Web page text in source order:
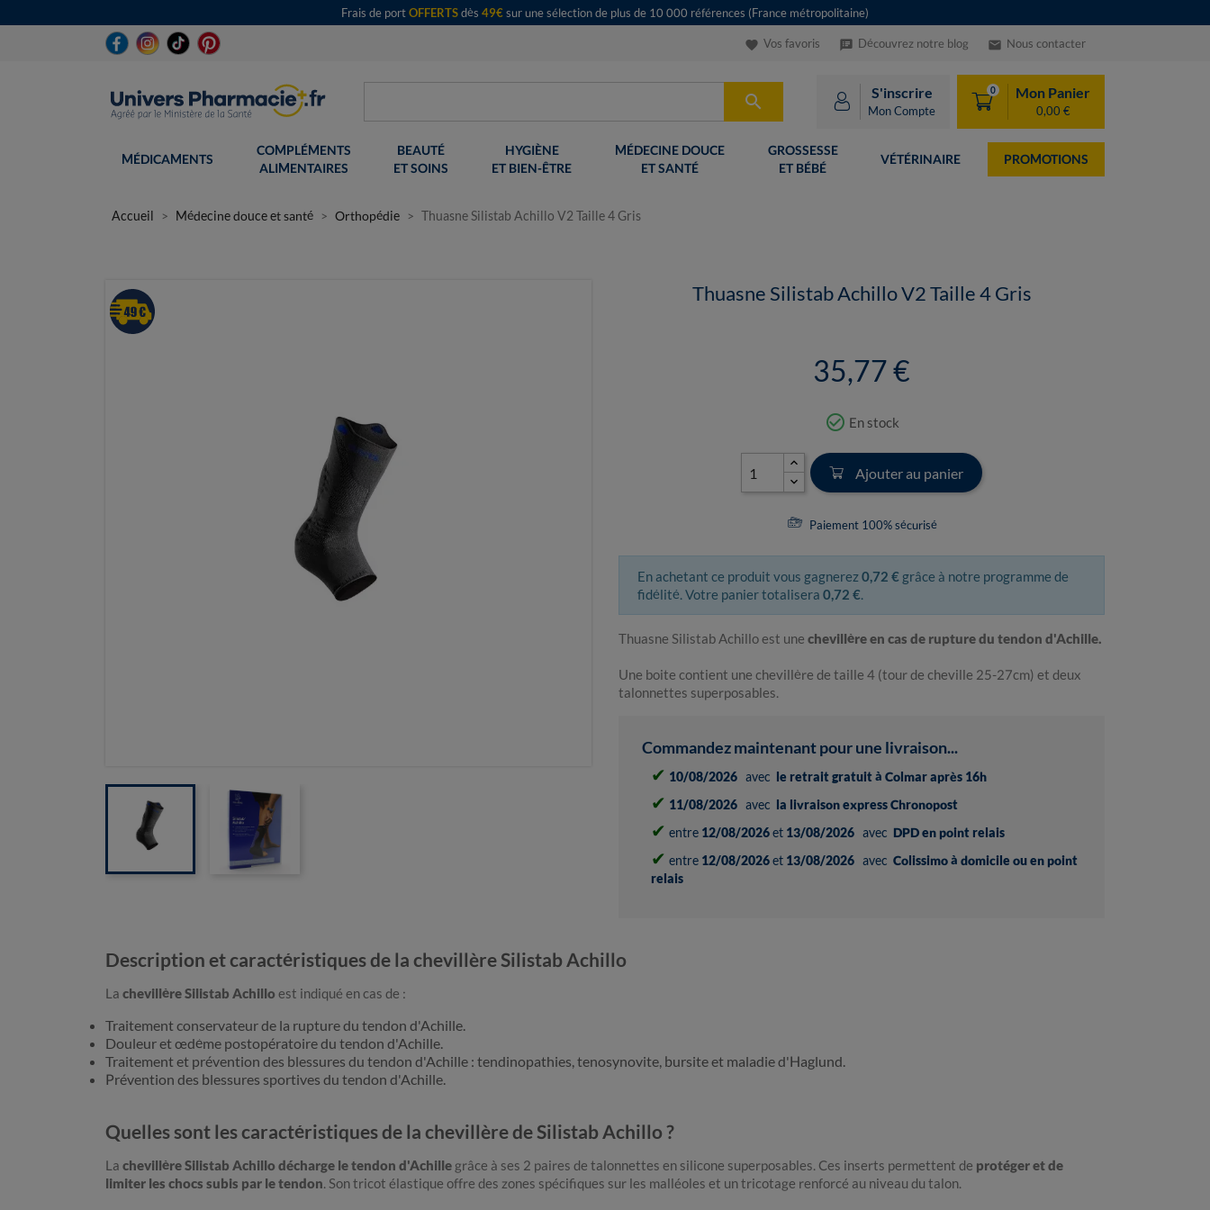
Frais de portOFFERTSdès 49€sur une sélection de plus de 10 000 références (France métropolitaine)
favorite Vos favoris speaker_notes Découvrez notre blog email Nous contacter
 S'inscrire
Mon Compte
0 Mon Panier
0,00 €
MÉDICAMENTS
COMPLÉMENTS
ALIMENTAIRES
BEAUTÉ
ET SOINS
HYGIÈNE
ET BIEN-ÊTRE
MÉDECINE DOUCE
ET SANTÉ
GROSSESSE
ET BÉBÉ
VÉTÉRINAIRE PROMOTIONS
Accueil Médecine douce et santé Orthopédie Thuasne Silistab Achillo V2 Taille 4 Gris
Thuasne Silistab Achillo V2 Taille 4 Gris
35,77 €
check_circle_outline En stock
Ajouter au panier
Paiement 100% sécurisé
En achetant ce produit vous gagnerez0,72 € grâce à notre programme de
fidélité. Votre panier totalisera 0,72 €.
Thuasne Silistab Achillo est une chevillère en cas de rupture du tendon d'Achille.
Une boite contient une chevillère de taille 4 (tour de cheville 25-27cm) et deux
talonnettes superposables.
Commandez maintenant pour une livraison...
✔ 10/08/2026 avec le retrait gratuit à Colmar après 16h
✔ 11/08/2026 avec la livraison express Chronopost
✔ entre 12/08/2026et 13/08/2026 avec DPD en point relais
✔ entre 12/08/2026et 13/08/2026 avec Colissimo à domicile ou en point
relais
Description et caractéristiques de la chevillère Silistab Achillo
La chevillère Silistab Achillo est indiqué en cas de :
Traitement conservateur de la rupture du tendon d'Achille.
Douleur et œdème postopératoire du tendon d'Achille.
Traitement et prévention des blessures du tendon d'Achille : tendinopathies, tenosynovite, bursite et maladie d'Haglund.
Prévention des blessures sportives du tendon d'Achille.
Quelles sont les caractéristiques de la chevillère de Silistab Achillo ?
La chevillère Silistab Achillo décharge letendon d'Achille grâce à ses 2 paires de talonnettes en silicone superposables. Ces inserts permettent de protéger et de
limiter les chocs subis par le tendon. Son tricot élastique offre des zones spécifiques sur les malléoles et un tricotage renforcé au niveau du talon.